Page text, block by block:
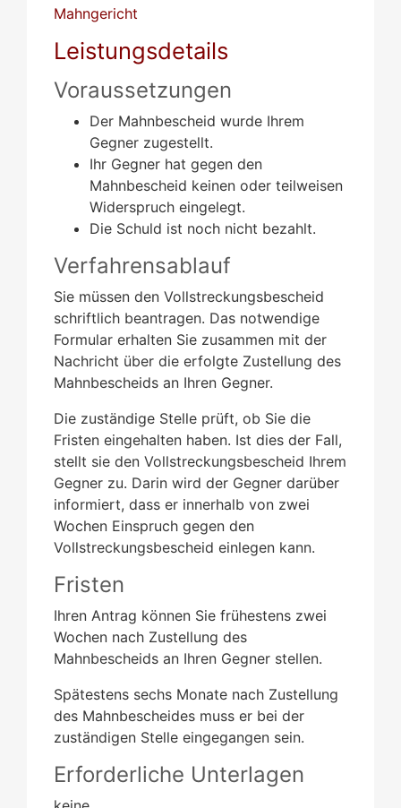
Mahngericht
Leistungsdetails
Voraussetzungen
Der Mahnbescheid wurde Ihrem
Gegner zugestellt.
Ihr Gegner hat gegen den
Mahnbescheid keinen oder teilweisen
Widerspruch eingelegt.
Die Schuld ist noch nicht bezahlt.
Verfahrensablauf
Sie müssen den Vollstreckungsbescheid
schriftlich beantragen. Das notwendige
Formular erhalten Sie zusammen mit der
Nachricht über die erfolgte Zustellung des
Mahnbescheids an Ihren Gegner.
Die zuständige Stelle prüft, ob Sie die
Fristen eingehalten haben. Ist dies der Fall,
stellt sie den Vollstreckungsbescheid Ihrem
Gegner zu. Darin wird der Gegner darüber
informiert, dass er innerhalb von zwei
Wochen Einspruch gegen den
Vollstreckungsbescheid einlegen kann.
Fristen
Ihren Antrag können Sie frühestens zwei
Wochen nach Zustellung des
Mahnbescheids an Ihren Gegner stellen.
Spätestens sechs Monate nach Zustellung
des Mahnbescheides muss er bei der
zuständigen Stelle eingegangen sein.
Erforderliche Unterlagen